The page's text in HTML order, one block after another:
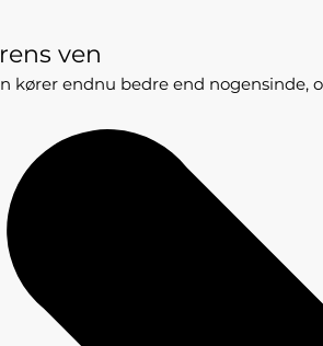
ven
kører endnu bedre end